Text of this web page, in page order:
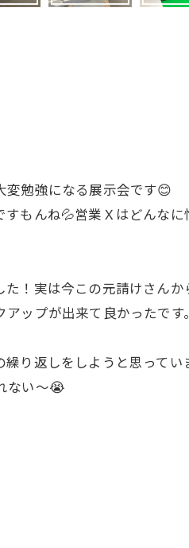
変勉強になる展示会です😊
もんね💦営業Ｘはどんな
！実は今この元請けさん
ップが出来て良かったで
り返しをしようと思って
ない〜😭